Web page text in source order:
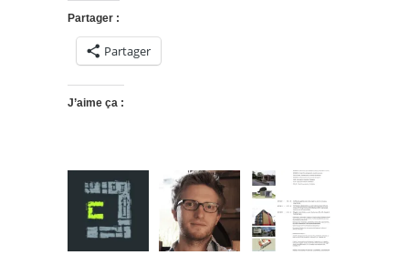
Partager :
Partager
J’aime ça :